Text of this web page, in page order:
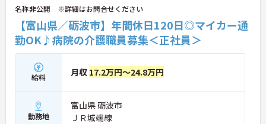
名称非公開 ※詳細はお問合せください
【富山県／砺波市】年間休日120日◎マイカー通
勤OK♪病院の介護職員募集＜正社員＞
給料 月収 17.2万円～24.8万円
勤務地
富山県 砺波市
ＪＲ城端線